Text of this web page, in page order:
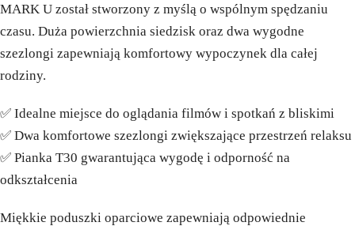
MARK U został stworzony z myślą o wspólnym spędzaniu
czasu. Duża powierzchnia siedzisk oraz dwa wygodne
szezlongi zapewniają komfortowy wypoczynek dla całej
rodziny.
✅ Idealne miejsce do oglądania filmów i spotkań z bliskimi
✅ Dwa komfortowe szezlongi zwiększające przestrzeń relaksu
✅ Pianka T30 gwarantująca wygodę i odporność na
odkształcenia
Miękkie poduszki oparciowe zapewniają odpowiednie